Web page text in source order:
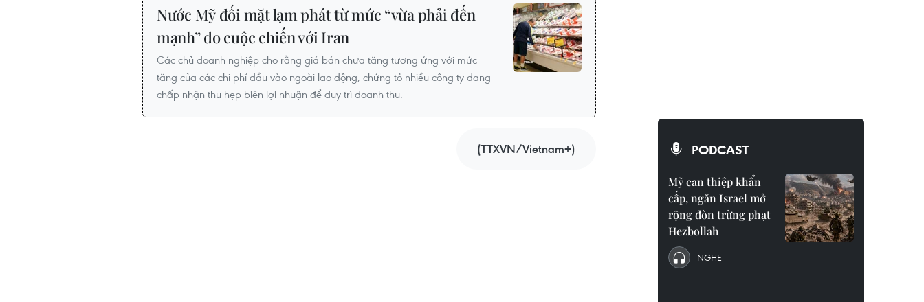
Nước Mỹ đối mặt lạm phát từ mức “vừa phải đến
mạnh” do cuộc chiến với Iran
Các chủ doanh nghiệp cho rằng giá bán chưa tăng tương ứng với mức
tăng của các chi phí đầu vào ngoài lao động, chứng tỏ nhiều công ty đang
chấp nhận thu hẹp biên lợi nhuận để duy trì doanh thu.
(TTXVN/Vietnam+) PODCAST
Mỹ can thiệp khẩn
cấp, ngăn Israel mở
rộng đòn trừng phạt
Hezbollah
NGHE